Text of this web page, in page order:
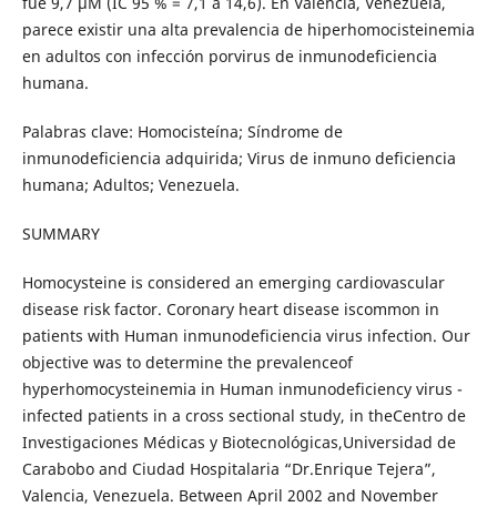
parece existir una alta prevalencia de hiperhomocisteinemia
en adultos con infección porvirus de inmunodeficiencia
humana.
Palabras clave: Homocisteína; Síndrome de
inmunodeficiencia adquirida; Virus de inmuno deficiencia
humana; Adultos; Venezuela.
SUMMARY
Homocysteine is considered an emerging cardiovascular
disease risk factor. Coronary heart disease iscommon in
patients with Human inmunodeficiencia virus infection. Our
objective was to determine the prevalenceof
hyperhomocysteinemia in Human inmunodeficiency virus -
infected patients in a cross sectional study, in theCentro de
Investigaciones Médicas y Biotecnológicas,Universidad de
Carabobo and Ciudad Hospitalaria “Dr.Enrique Tejera”,
Valencia, Venezuela. Between April 2002 and November